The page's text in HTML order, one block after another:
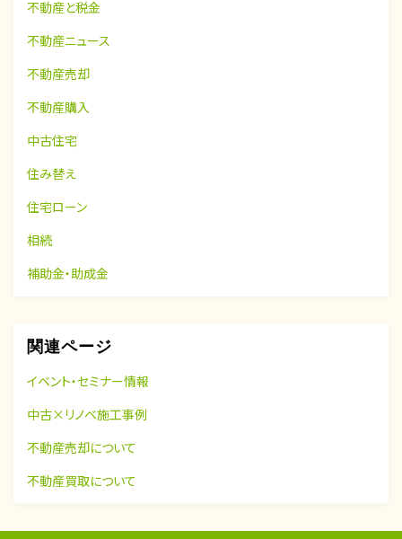
不動産と税金
不動産ニュース
不動産売却
不動産購入
中古住宅
住み替え
住宅ローン
相続
補助金・助成金
関連ページ
イベント・セミナー情報
中古×リノベ施工事例
不動産売却について
不動産買取について